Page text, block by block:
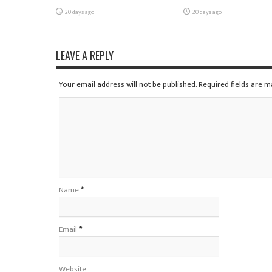
20 days ago 20 days ago
LEAVE A REPLY
Your email address will not be published. Required fields are
Name*
Email*
Website